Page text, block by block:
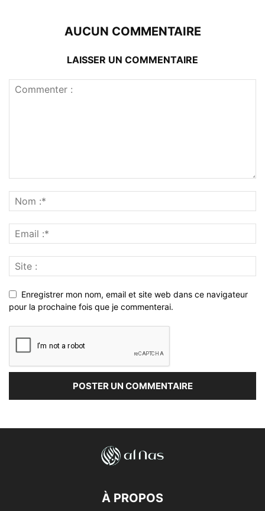
AUCUN COMMENTAIRE
LAISSER UN COMMENTAIRE
Enregistrer mon nom, email et site web dans ce navigateur
pour la prochaine fois que je commenterai.
À PROPOS